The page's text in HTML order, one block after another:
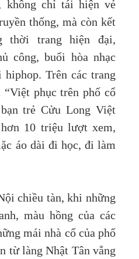
không chỉ tái hiện vẻ
thống, mà còn kết
thời trang hiện đại,
công, buổi hòa nhạc
Trên các trang
phục trên phố cổ
trẻ Cửu Long Việt
10 triệu lượt xem,
áo dài đi học, đi làm
chiều tàn, khi những
màu hồng của các
mái nhà cổ của phố
từ làng Nhật Tân vẳng